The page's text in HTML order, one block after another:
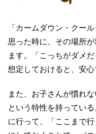
「カームダウン・クー
思った時に、その場所
ます。「こっちがダメ
想定しておけると、安心
また、お子さんが慣れ
という特性を持ってい
に行って、「ここまで